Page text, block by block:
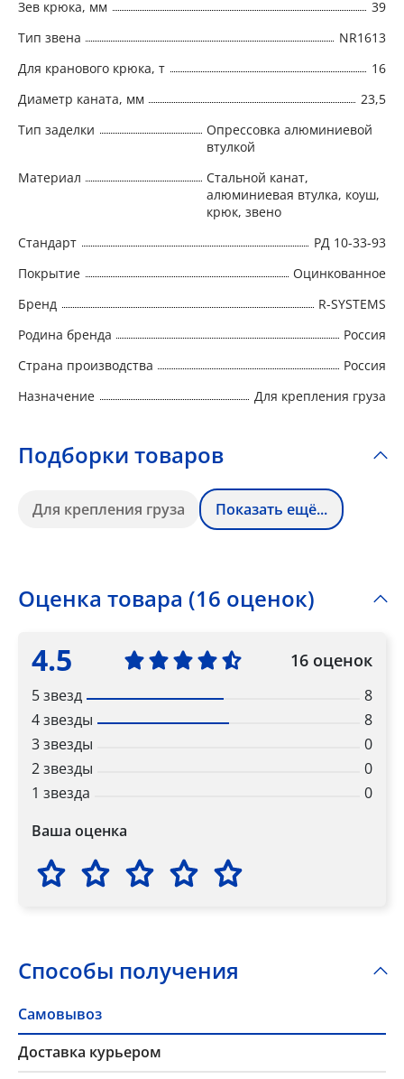
Зев крюка, мм
39
Тип звена
NR1613
Для кранового крюка, т
16
Диаметр каната, мм
23,5
Тип заделки
Опрессовка алюминиевой
втулкой
Материал
Стальной канат,
алюминиевая втулка, коуш,
крюк, звено
Стандарт
РД 10-33-93
Покрытие
Оцинкованное
Бренд
R-SYSTEMS
Родина бренда
Россия
Страна производства
Россия
Назначение
Для крепления груза
Подборки товаров
Для крепления груза Показать ещё...
Оценка товара (16 оценок)
4.5 16 оценок
5 звезд
8
4 звезды
8
3 звезды
0
2 звезды
0
1 звезда
0
Ваша оценка
Способы получения
Самовывоз
Доставка курьером